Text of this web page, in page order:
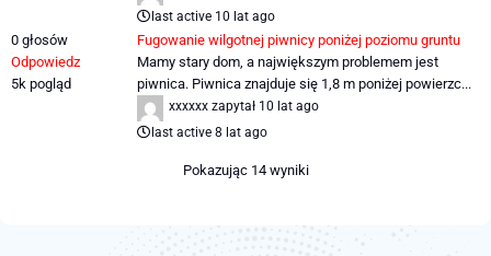
last active 10 lat ago
0 głosów
Odpowiedz
5k pogląd
Fugowanie wilgotnej piwnicy poniżej poziomu gruntu
Mamy stary dom, a największym problemem jest
piwnica. Piwnica znajduje się 1,8 m poniżej powierzc...
xxxxxxzapytał 10 lat ago
last active 8 lat ago
Pokazując 14 wyniki